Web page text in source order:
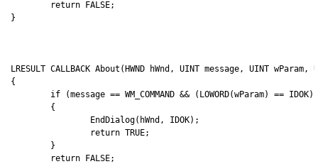
}
LRESULT CALLBACK About(HWND hWnd, UINT message, UINT
{